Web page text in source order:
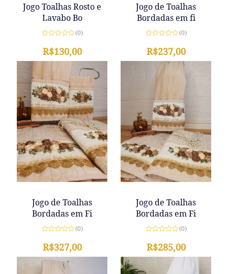
Jogo Toalhas Rosto e
Lavabo Bo
0
de
5
(0)
R$130,00
Jogo de Toalhas
Bordadas em fi
0
de
5
(0)
R$237,00
Jogo de Toalhas
Bordadas em Fi
0
de
5
(0)
R$327,00
Jogo de Toalhas
Bordadas em Fi
0
de
5
(0)
R$285,00